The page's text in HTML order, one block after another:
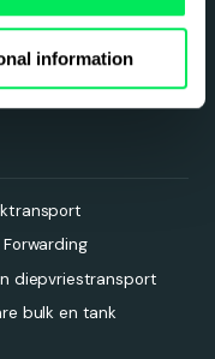
information
Intelligence-
diepvriestransport
bulk en tank